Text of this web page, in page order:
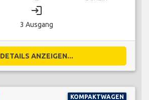
login
3 Ausgang
DETAILS ANZEIGEN...
KOMPAKTWAGEN